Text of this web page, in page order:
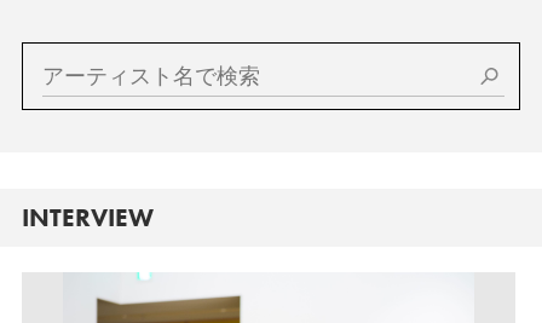
INTERVIEW